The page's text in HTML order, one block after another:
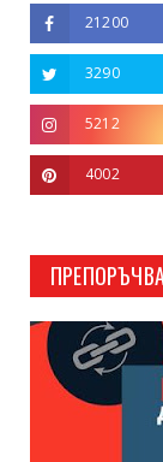
21200
3290
5212
4002